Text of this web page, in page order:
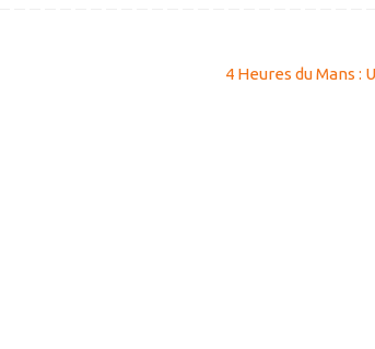
4 Heures du Mans :